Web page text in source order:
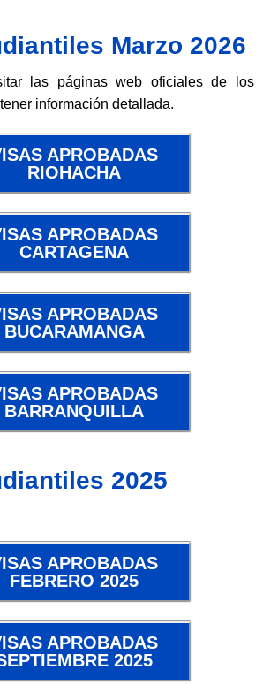
Marzo 2026
las páginas web oficiales de los
información detallada.
APROBADAS
RIOHACHA
APROBADAS
CARTAGENA
APROBADAS
BUCARAMANGA
APROBADAS
BARRANQUILLA
2025
APROBADAS
FEBRERO 2025
APROBADAS
2025